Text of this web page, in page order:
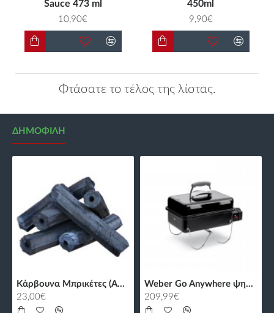
Sauce 473 ml
10,90€
450ml
9,90€
Φτάσατε το τέλος της λίστας.
ΔΗΜΟΦΙΛΉ
Κάρβουνα Μπρικέτες (Α+) με Τρύπα - 10kg
23,00€
Weber Go Anywhere ψησταριά υγραερίου
209,99€